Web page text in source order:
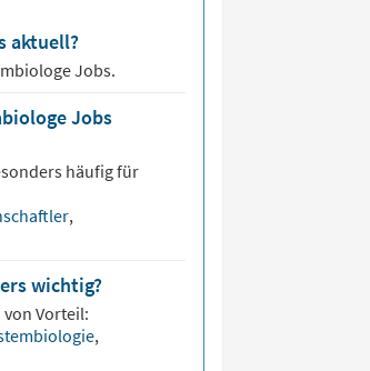
aktuell?
Jobs.
Jobs
häufig für
,
wichtig?
Vorteil:
,